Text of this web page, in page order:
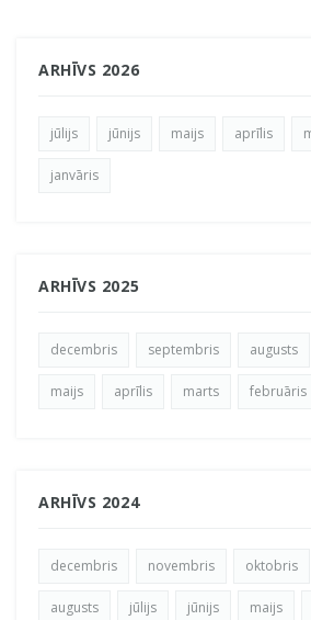
ARHĪVS 2026
jūlijs jūnijs maijs aprīlis
janvāris
ARHĪVS 2025
decembris septembris augusts
maijs aprīlis marts februāris
ARHĪVS 2024
decembris novembris oktobris
augusts jūlijs jūnijs maijs